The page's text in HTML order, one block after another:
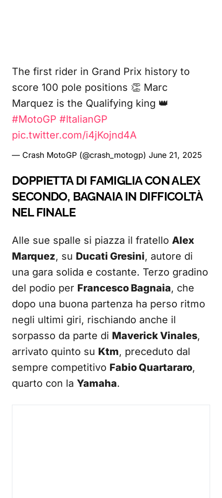
The first rider in Grand Prix history to
score 100 pole positions 👏 Marc
Marquez is the Qualifying king 👑
#MotoGP #ItalianGP
pic.twitter.com/i4jKojnd4A
— Crash MotoGP (@crash_motogp) June 21, 2025
DOPPIETTA DI FAMIGLIA CON ALEX
SECONDO, BAGNAIA IN DIFFICOLTÀ
NEL FINALE
Alle sue spalle si piazza il fratello Alex
Marquez, su Ducati Gresini, autore di
una gara solida e costante. Terzo gradino
del podio per Francesco Bagnaia, che
dopo una buona partenza ha perso ritmo
negli ultimi giri, rischiando anche il
sorpasso da parte di Maverick Vinales,
arrivato quinto su Ktm, preceduto dal
sempre competitivo Fabio Quartararo,
quarto con la Yamaha.